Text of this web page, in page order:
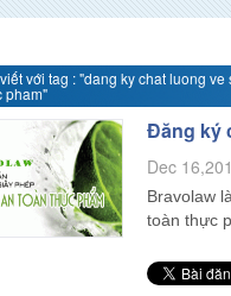
với tag : "dang ky chat luong ve
pham"
Đăng ký
Dec
Bravolaw
toàn thực